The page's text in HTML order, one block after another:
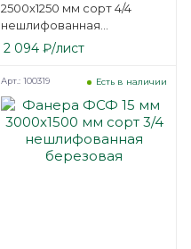
2500х1250 мм сорт 4/4
нешлифованная
березовая
2 094₽/лист
Есть в наличии
Арт.: 100319